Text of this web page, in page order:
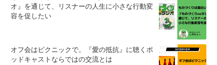
オ』を通じて、リスナーの人生に小さな行動変
容を促したい
オフ会はピクニックで。『愛の抵抗』に聴くポ
ッドキャストならではの交流とは